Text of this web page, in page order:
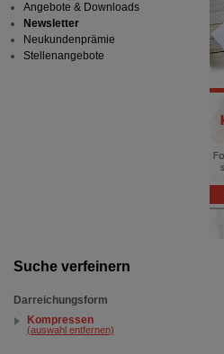
Suche verfeinern
Darreichungsform
Kompressen
(auswahl entfernen)
Angebote & Downloads
Newsletter
Neukundenprämie
Stellenangebote